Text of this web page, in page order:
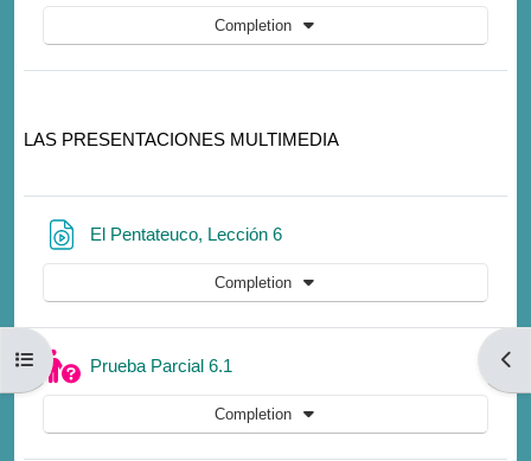
Open course index
Completion
LAS PRESENTACIONES MULTIMEDIA
El Pentateuco, Lección 6URL
Completion
Prueba Parcial 6.1
Completion